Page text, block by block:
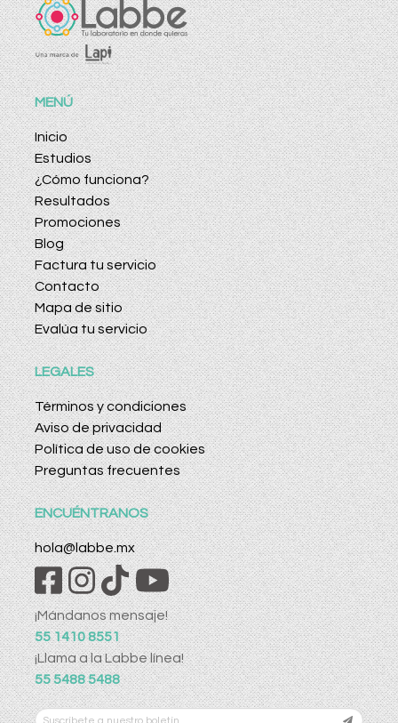
MENÚ
Inicio
Estudios
¿Cómo funciona?
Resultados
Promociones
Blog
Factura tu servicio
Contacto
Mapa de sitio
Evalúa tu servicio
LEGALES
Términos y condiciones
Aviso de privacidad
Política de uso de cookies
Preguntas frecuentes
ENCUÉNTRANOS
hola@labbe.mx
¡Mándanos mensaje!
55 1410 8551
¡Llama a la Labbe línea!
55 5488 5488